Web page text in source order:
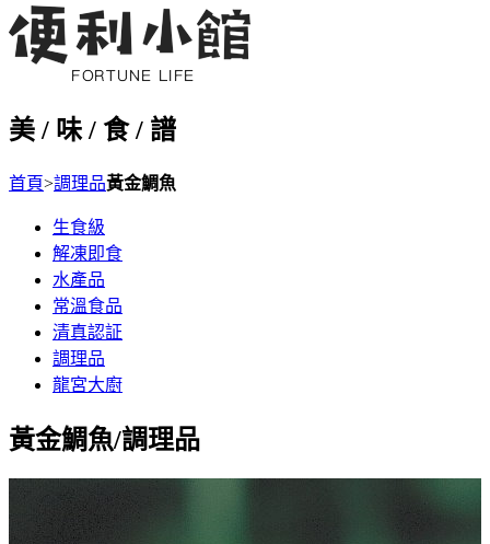
美 / 味 / 食 / 譜
首頁>調理品黃金鯛魚
生食級
解凍即食
水產品
常溫食品
清真認証
調理品
龍宮大廚
黃金鯛魚/調理品